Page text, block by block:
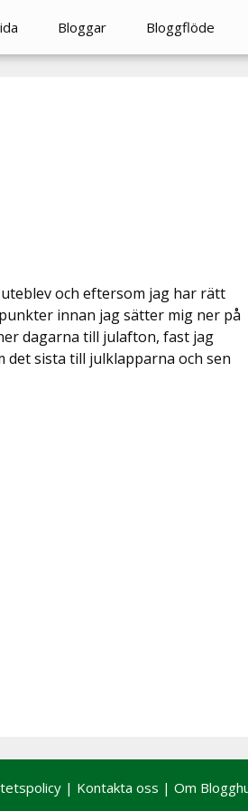
Bloggar Bloggflöde
och eftersom jag har rätt
innan jag sätter mig ner på
dagarna till julafton, fast jag
det sista till julklapparna och sen
| Kontakta oss | Om